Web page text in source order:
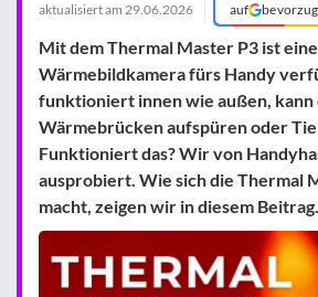
aktualisiert am 29.06.2026 auf
Mit dem Thermal Master P3 ist
Wärmebildkamera fürs Handy
funktioniert innen wie außen, kann
Wärmebrücken aufspüren oder
Funktioniert das? Wir von
ausprobiert. Wie sich die Thermal
macht, zeigen wir in diesem Beitrag.